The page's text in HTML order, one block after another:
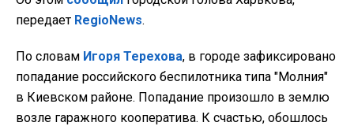
передает RegioNews.
По словам Игоря Терехова, в городе зафиксировано
попадание российского беспилотника типа "Молния"
в Киевском районе. Попадание произошло в землю
возле гаражного кооператива. К счастью, обошлось